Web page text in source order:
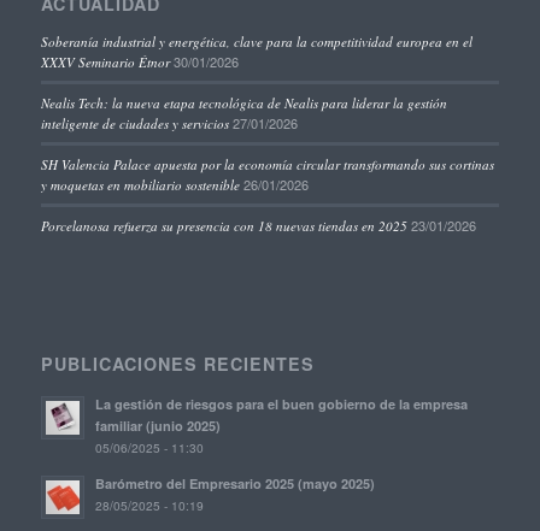
Soberanía industrial y energética, clave para la competitividad europea en el
XXXV Seminario Étnor 30/01/2026
Nealis Tech: la nueva etapa tecnológica de Nealis para liderar la gestión
inteligente de ciudades y servicios 27/01/2026
SH Valencia Palace apuesta por la economía circular transformando sus cortinas
y moquetas en mobiliario sostenible 26/01/2026
Porcelanosa refuerza su presencia con 18 nuevas tiendas en 2025 23/01/2026
PUBLICACIONES RECIENTES
La gestión de riesgos para el buen gobierno de la empresa
familiar (junio 2025)
05/06/2025 - 11:30
Barómetro del Empresario 2025 (mayo 2025)
28/05/2025 - 10:19